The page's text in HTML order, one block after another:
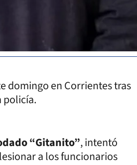
domingo en Corrientes tras
policía.
“Gitanito”, intentó
a los funcionarios